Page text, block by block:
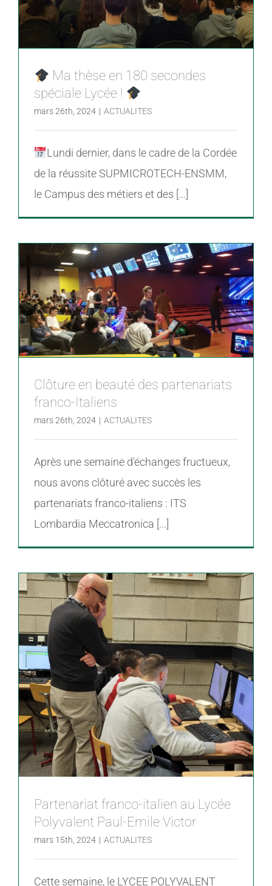
Ma thèse en 180 secondes
spéciale Lycée !
mars 26th, 2024 | ACTUALITES
Lundi dernier, dans le cadre de la Cordée
de la réussite SUPMICROTECH-ENSMM,
le Campus des métiers et des [...]
Clôture en beauté des partenariats
franco-Italiens
mars 26th, 2024 | ACTUALITES
Après une semaine d'échanges fructueux,
nous avons clôturé avec succès les
partenariats franco-italiens : ITS
Lombardia Meccatronica [...]
Partenariat franco-italien au Lycée
Polyvalent Paul-Emile Victor
mars 15th, 2024 | ACTUALITES
Cette semaine, le LYCEE POLYVALENT